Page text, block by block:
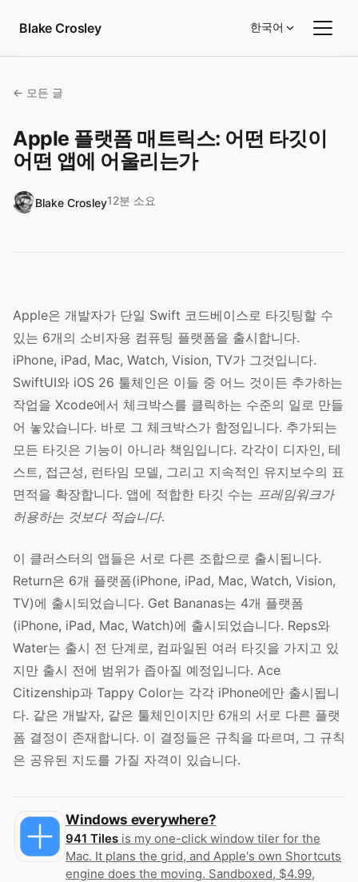
Blake Crosley
한국어
← 모든 글
Apple 플랫폼 매트릭스: 어떤 타깃이
어떤 앱에 어울리는가
Blake Crosley12분 소요
Apple은 개발자가 단일 Swift 코드베이스로 타깃팅할 수
있는 6개의 소비자용 컴퓨팅 플랫폼을 출시합니다.
iPhone, iPad, Mac, Watch, Vision, TV가 그것입니다.
SwiftUI와 iOS 26 툴체인은 이들 중 어느 것이든 추가하는
작업을 Xcode에서 체크박스를 클릭하는 수준의 일로 만들
어 놓았습니다. 바로 그 체크박스가 함정입니다. 추가되는
모든 타깃은 기능이 아니라 책임입니다. 각각이 디자인, 테
스트, 접근성, 런타임 모델, 그리고 지속적인 유지보수의 표
면적을 확장합니다. 앱에 적합한 타깃 수는 프레임워크가
허용하는 것보다 적습니다.
이 클러스터의 앱들은 서로 다른 조합으로 출시됩니다.
Return은 6개 플랫폼(iPhone, iPad, Mac, Watch, Vision,
TV)에 출시되었습니다. Get Bananas는 4개 플랫폼
(iPhone, iPad, Mac, Watch)에 출시되었습니다. Reps와
Water는 출시 전 단계로, 컴파일된 여러 타깃을 가지고 있
지만 출시 전에 범위가 좁아질 예정입니다. Ace
Citizenship과 Tappy Color는 각각 iPhone에만 출시됩니
다. 같은 개발자, 같은 툴체인이지만 6개의 서로 다른 플랫
폼 결정이 존재합니다. 이 결정들은 규칙을 따르며, 그 규칙
은 공유된 지도를 가질 자격이 있습니다.
Windows everywhere?
941 Tiles is my one-click window tiler for the
Mac. It plans the grid, and Apple's own Shortcuts
engine does the moving. Sandboxed, $4.99,